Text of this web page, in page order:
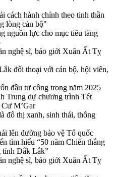
cách hành chính theo tinh thần
lòng cán bộ"
nguồn lực cho mục tiêu tăng
nghệ sĩ, báo giới Xuân Ất Tỵ
đối thoại với cán bộ, hội viên,
đầu tư công trong năm 2025
Trung dự chương trình Tết
Cư M’Gar
đô thị xanh, sinh thái, thông
lên đường bảo vệ Tổ quốc
tìm hiểu “50 năm Chiến thắng
tỉnh Đắk Lắk”
nghệ sĩ, báo giới Xuân Ất Tỵ